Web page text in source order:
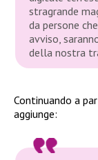
stragrande
da persone
avviso,
della nostra
Continuando a
aggiunge: